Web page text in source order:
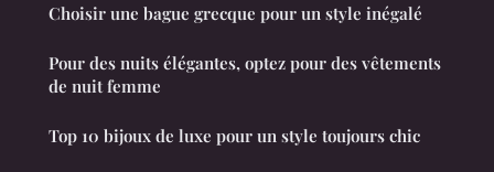
Choisir une bague grecque pour un style inégalé
Pour des nuits élégantes, optez pour des vêtements
de nuit femme
Top 10 bijoux de luxe pour un style toujours chic